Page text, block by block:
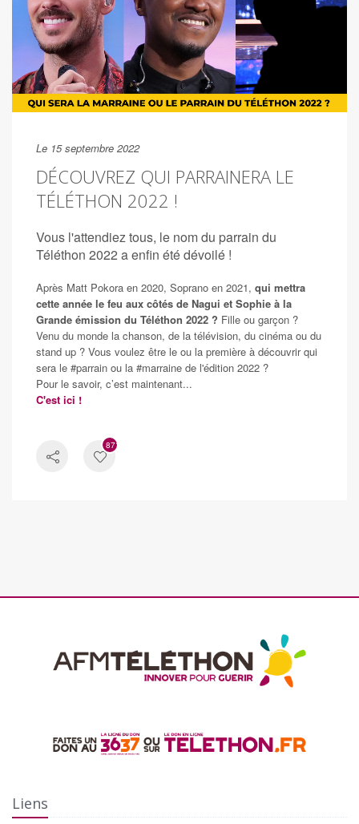
Le 15 septembre 2022
DÉCOUVREZ QUI PARRAINERA LE
TÉLÉTHON 2022 !
Vous l'attendiez tous, le nom du parrain du
Téléthon 2022 a enfin été dévoilé !
Après Matt Pokora en 2020, Soprano en 2021, qui mettra
cette année le feu aux côtés de Nagui et Sophie à la
Grande émission du Téléthon 2022 ? Fille ou garçon ?
Venu du monde la chanson, de la télévision, du cinéma ou du
stand up ? Vous voulez être le ou la première à découvrir qui
sera le #parrain ou la #marraine de l'édition 2022 ?
Pour le savoir, c’est maintenant...
C'est ici !
871
Liens